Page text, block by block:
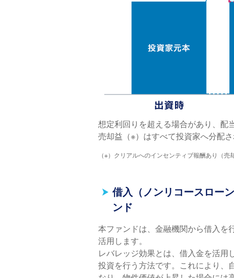
想定利回りを超える場合があり、配
売却益（※）はすべて投資家へ分配さ
（※）クリアルへのインセンティブ報酬あり（売
借入（ノンリコースロー
ンド
本ファンドは、金融機関から借入を
活用します。
レバレッジ効果とは、借入金を活用
投資を行う方法です。これにより、